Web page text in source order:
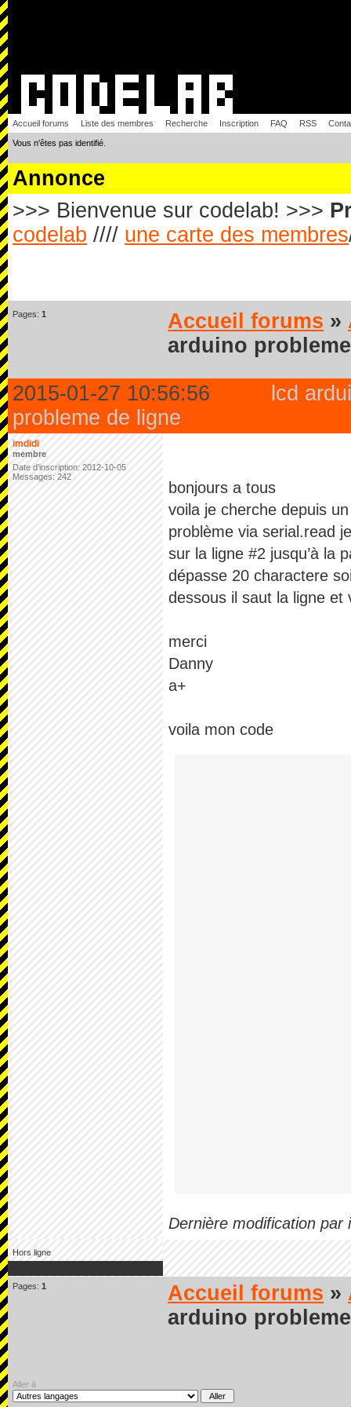
Accueil forums Liste des membres Recherche Inscription FAQ RSS
Vous n'êtes pas identifié.
Annonce
>>> Bienvenue sur codelab! >>>
codelab //// une carte des membres
Pages: 1 Accueil forums »
arduino
2015-01-27 10:56:56
lcd
probleme de ligne
imdidi
membre
Date d'inscription: 2012-10-05
Messages: 242
bonjours a tous
voila je cherche depuis
problème via serial.read
sur la ligne #2 jusqu’à la
dépasse 20 charactere
dessous il saut la ligne
merci
Danny
a+
voila mon code
Dernière modification
Hors ligne
Pages: 1 Accueil forums »
arduino
Aller à